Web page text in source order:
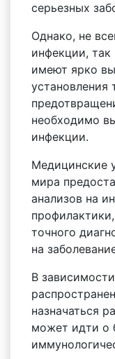
серьезных
Однако, не
инфекции,
имеют ярко
установления
необходимо
инфекции.
Медицинские
мира
анализов на
точного
на
В
назначаться
может идти о